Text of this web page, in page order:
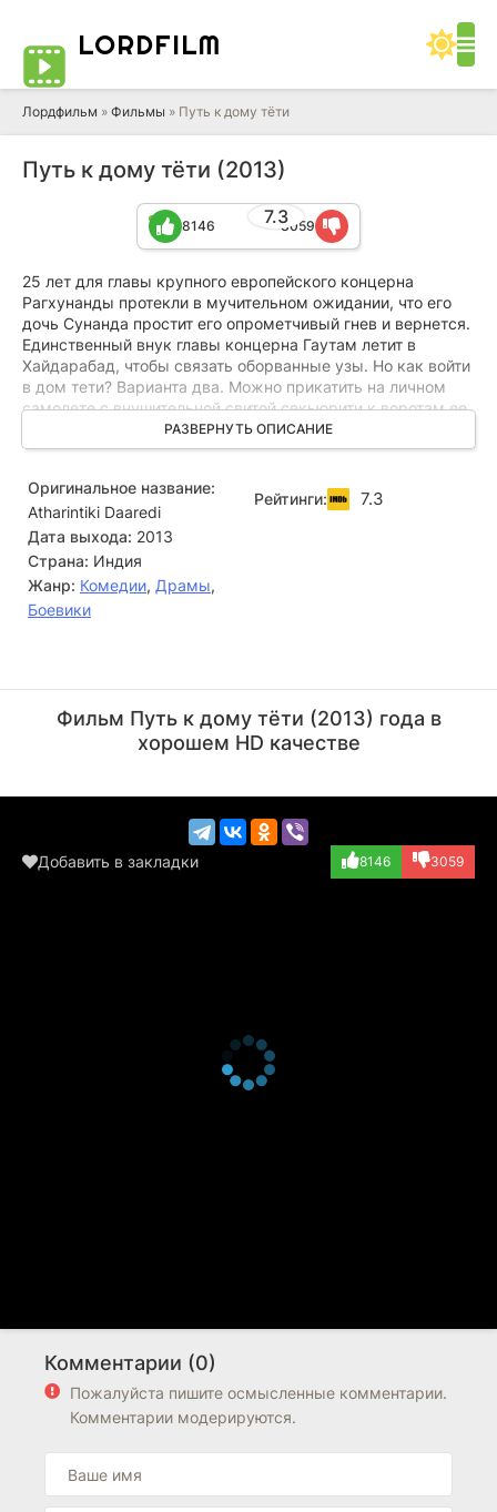
LORDFILM
Лордфильм » Фильмы » Путь к дому тёти
Путь к дому тёти (2013)
7.3
8146 3059
25 лет для главы крупного европейского концерна
Рагхунанды протекли в мучительном ожидании, что его
дочь Сунанда простит его опрометчивый гнев и вернется.
Единственный внук главы концерна Гаутам летит в
Хайдарабад, чтобы связать оборванные узы. Но как войти
в дом тети? Варианта два. Можно прикатить на личном
самолете с внушительной свитой секьюрити к воротам ее
особняка. Но тогда тетя вместе с дядей и всеми
домочадцами однозначно займут круговую оборону и
тарелки. А ведь никто не отменял запасной вариант -
нарядиться водителем и втереться в доверие тети,
хлопая невинными глазами и заодно соблазняя ее
дочерей...
РАЗВЕРНУТЬ ОПИСАНИЕ
Оригинальное название:
Atharintiki Daaredi
Дата выхода: 2013
Страна: Индия
Жанр: Комедии, Драмы,
Боевики
Рейтинги: 7.3
(Baddam Bhaskar)
(Murthy)
Фильм Путь к дому тёти (2013) года в
хорошем HD качестве
Добавить в закладки 8146 3059
Комментарии (0)
Пожалуйста пишите осмысленные комментарии.
Комментарии модерируются.